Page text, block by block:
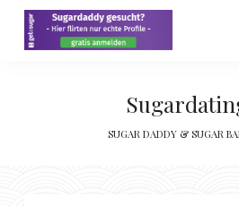
SUGAR DADDY & SUGAR